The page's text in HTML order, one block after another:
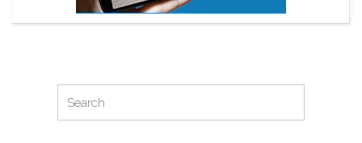
for:
Search